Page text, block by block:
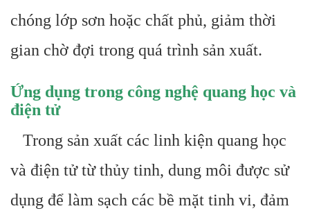
chóng lớp sơn hoặc chất phủ, giảm thời
gian chờ đợi trong quá trình sản xuất.
Ứng dụng trong công nghệ quang học và
điện tử
Trong sản xuất các linh kiện quang học
và điện tử từ thủy tinh, dung môi được sử
dụng để làm sạch các bề mặt tinh vi, đảm